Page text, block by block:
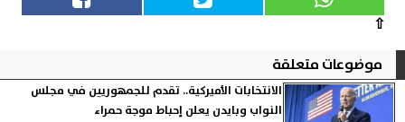
⇧
موضوعات متعلقة
الانتخابات الأميركية.. تقدم للجمهوريين في مجلس
النواب وبايدن يعلن إحباط موجة حمراء